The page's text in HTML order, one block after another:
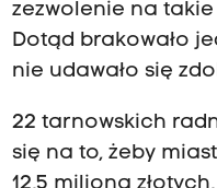
zezwolenie na
Dotąd brakowało
nie udawało się
22 tarnowskich
się na to, żeby
12,5 miliona